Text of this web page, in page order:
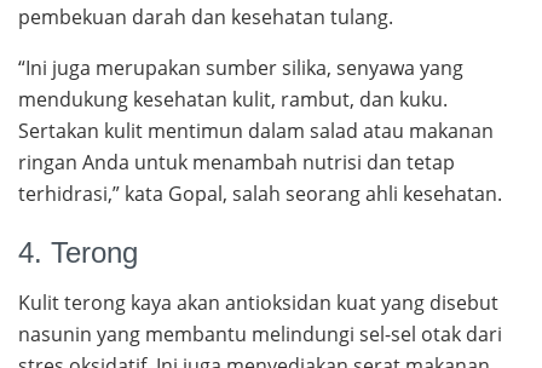
pembekuan darah dan kesehatan tulang.
“Ini juga merupakan sumber silika, senyawa yang
mendukung kesehatan kulit, rambut, dan kuku.
Sertakan kulit mentimun dalam salad atau makanan
ringan Anda untuk menambah nutrisi dan tetap
terhidrasi,” kata Gopal, salah seorang ahli kesehatan.
4. Terong
Kulit terong kaya akan antioksidan kuat yang disebut
nasunin yang membantu melindungi sel-sel otak dari